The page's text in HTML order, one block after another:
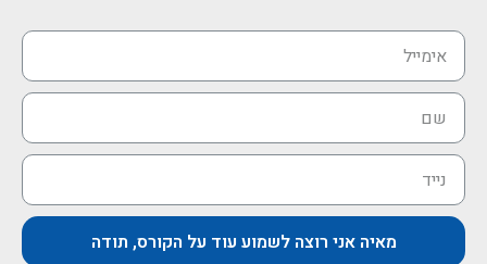
מאיה אני רוצה לשמוע עוד על הקורס, תודה